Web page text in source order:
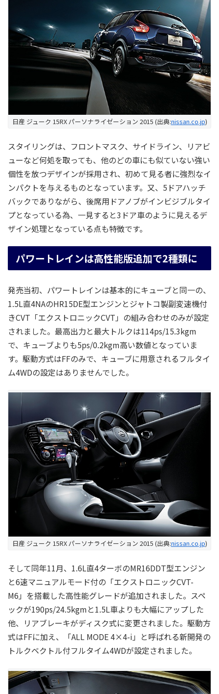
日産 ジューク 15RX パーソナライゼーション 2015 (出典:nissan.co.jp)
スタイリングは、フロントマスク、サイドライン、リアビ
ューなど何処を取っても、他のどの車にも似ていない強い
個性を放つデザインが採用され、初めて見る者に強烈なイ
ンパクトを与えるものとなっています。又、5ドアハッチ
バックでありながら、後席用ドアノブがインビジブルタイ
プとなっている為、一見すると3ドア車のように見えるデ
ザイン処理となっている点も特徴です。
パワートレインは高性能版追加で2種類に
発売当初、パワートレインは基本的にキューブと同一の、
1.5L直4NAのHR15DE型エンジンとジャトコ製副変速機付
きCVT「エクストロニックCVT」の組み合わせのみが設定
されました。最高出力と最大トルクは114ps/15.3kgm
で、キューブよりも5ps/0.2kgm高い数値となっていま
す。駆動方式はFFのみで、キューブに用意されるフルタイ
ム4WDの設定はありませんでした。
日産 ジューク 15RX パーソナライゼーション 2015 (出典:nissan.co.jp)
そして同年11月、1.6L直4ターボのMR16DDT型エンジン
と6速マニュアルモード付の「エクストロニックCVT-
M6」を搭載した高性能グレードが追加されました。スペ
ックが190ps/24.5kgmと1.5L車よりも大幅にアップした
他、リアブレーキがディスク式に変更されました。駆動方
式はFFに加え、「ALL MODE 4×4-i」と呼ばれる新開発の
トルクベクトル付フルタイム4WDが設定されました。